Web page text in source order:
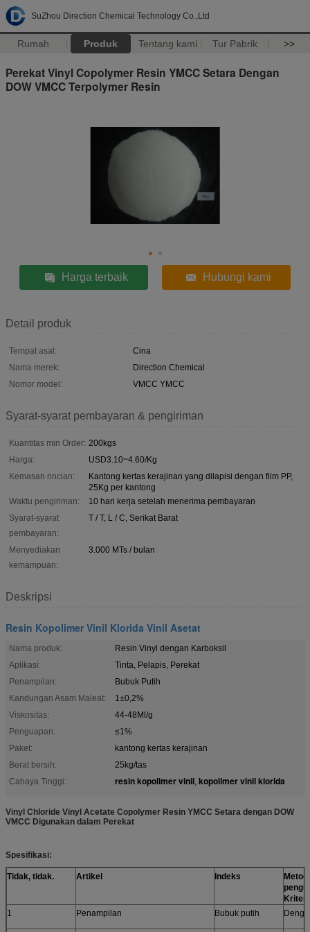
SuZhou Direction Chemical Technology Co.,Ltd
Rumah Produk Tentang kami Tur Pabrik >>
Perekat Vinyl Copolymer Resin YMCC Setara Dengan
DOW VMCC Terpolymer Resin
Harga terbaik Hubungi kami
Detail produk
Tempat asal:
Cina
Nama merek:
Direction Chemical
Nomor model:
VMCC YMCC
Syarat-syarat pembayaran & pengiriman
Kuantitas min Order: 200kgs
Harga:
USD3.10~4.60/Kg
Kemasan rincian:
Kantong kertas kerajinan yang dilapisi dengan film PP,
25Kg per kantong
Waktu pengiriman:
10 hari kerja setelah menerima pembayaran
Syarat-syarat
pembayaran:
T / T, L / C, Serikat Barat
Menyediakan
kemampuan:
3.000 MTs / bulan
Deskripsi
Resin Kopolimer Vinil Klorida Vinil Asetat
Nama produk:
Resin Vinyl dengan Karboksil
Aplikasi:
Tinta, Pelapis, Perekat
Penampilan:
Bubuk Putih
Kandungan Asam Maleat:
1±0,2%
Viskositas:
44-48Ml/g
Penguapan:
≤1%
Paket:
kantong kertas kerajinan
Berat bersih:
25kg/tas
Cahaya Tinggi:
resin kopolimer vinil, kopolimer vinil klorida
Vinyl Chloride Vinyl Acetate Copolymer Resin YMCC Setara dengan DOW
VMCC Digunakan dalam Perekat
Spesifikasi:
Tidak, tidak. Artikel Indeks
1
Penampilan Bubuk putih